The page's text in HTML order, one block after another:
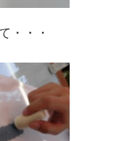
・・・